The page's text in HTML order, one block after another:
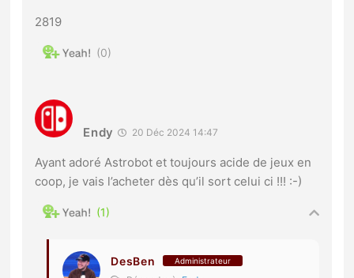
2819
0
Endy 20 Déc 2024 14:47
Ayant adoré Astrobot et toujours acide de jeux en
coop, je vais l’acheter dès qu’il sort celui ci !!! :-)
1
DesBen Administrateur